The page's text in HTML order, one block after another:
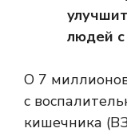
людей
О 7
с
кишечника